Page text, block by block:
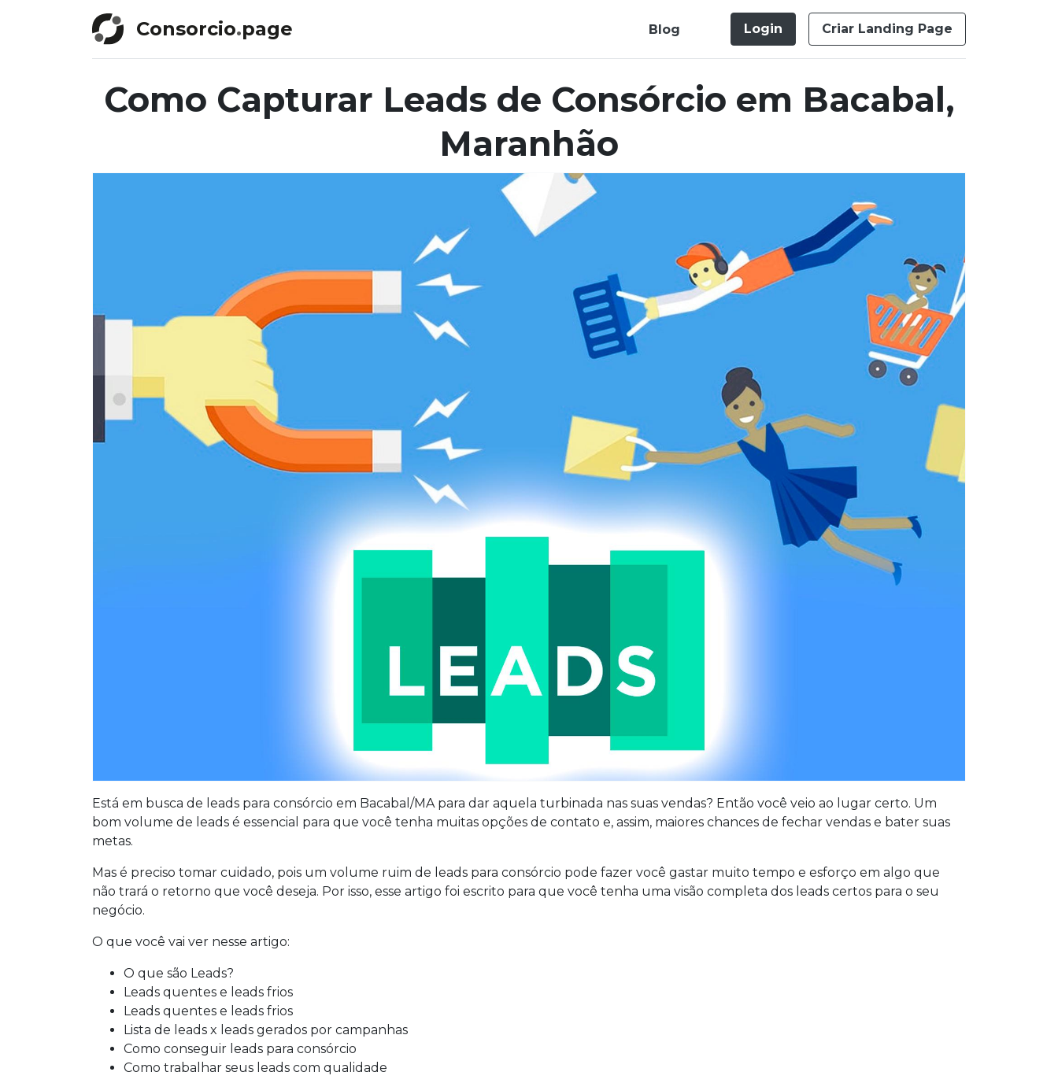
Consorcio.page Blog Login Criar Landing Page
Como Capturar Leads de Consórcio em Bacabal,
Maranhão
Está em busca de leads para consórcio em Bacabal/MA para dar aquela turbinada nas suas vendas? Então você veio ao lugar certo. Um
bom volume de leads é essencial para que você tenha muitas opções de contato e, assim, maiores chances de fechar vendas e bater suas
metas.
Mas é preciso tomar cuidado, pois um volume ruim de leads para consórcio pode fazer você gastar muito tempo e esforço em algo que
não trará o retorno que você deseja. Por isso, esse artigo foi escrito para que você tenha uma visão completa dos leads certos para o seu
negócio.
O que você vai ver nesse artigo:
O que são Leads?
Leads quentes e leads frios
Leads quentes e leads frios
Lista de leads x leads gerados por campanhas
Como conseguir leads para consórcio
Como trabalhar seus leads com qualidade